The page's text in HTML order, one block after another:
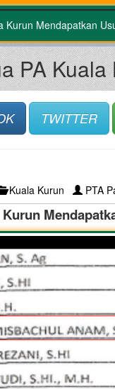
Kurun Mendapatkan
PA
TWITTER
Kuala Kurun PTA